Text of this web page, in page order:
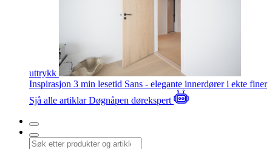
uttrykk
Inspirasjon 3 min lesetid Sans - elegante innerdører i ekte finer
Sjå alle artiklarDøgnåpen dørekspert